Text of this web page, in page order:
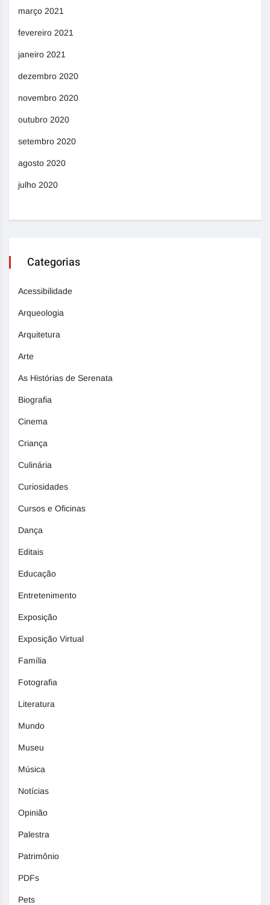
março 2021
fevereiro 2021
janeiro 2021
dezembro 2020
novembro 2020
outubro 2020
setembro 2020
agosto 2020
julho 2020
Categorias
Acessibilidade
Arqueologia
Arquitetura
Arte
As Histórias de Serenata
Biografia
Cinema
Criança
Culinária
Curiosidades
Cursos e Oficinas
Dança
Editais
Educação
Entretenimento
Exposição
Exposição Virtual
Família
Fotografia
Literatura
Mundo
Museu
Música
Notícias
Opinião
Palestra
Patrimônio
PDFs
Pets